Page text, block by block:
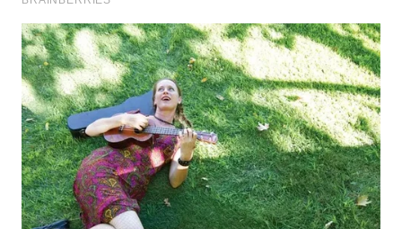
WAHANANEWS
CO ID
WAHANANEWS
NET
WAHANA
SPORT